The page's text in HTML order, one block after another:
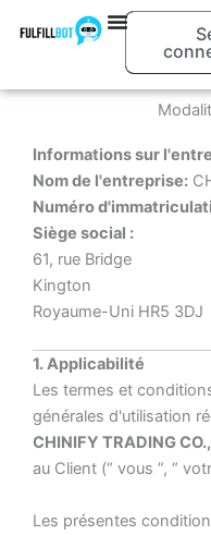
Informations sur
Nom de l'entreprise:
Numéro
Siège social :
61, rue Bridge
Kington
Royaume-Uni HR5 3DJ
1. Applicabilité
Les termes et
générales d'utilisation
CHINIFY TRADING
au Client (“ vous ”, “
Les présentes